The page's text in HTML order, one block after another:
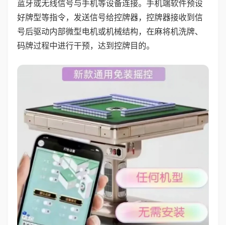
蓝牙或无线信号与手机等设备连接。手机端软件预设
好牌型等指令，发送信号给控牌器，控牌器接收到信
号后驱动内部微型电机或机械结构，在麻将机洗牌、
码牌过程中进行干预，达到控牌目的。